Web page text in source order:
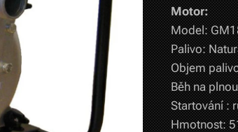
Motor:
Model:
Palivo:
Objem
Běh na
Startování :
Hmotnost: